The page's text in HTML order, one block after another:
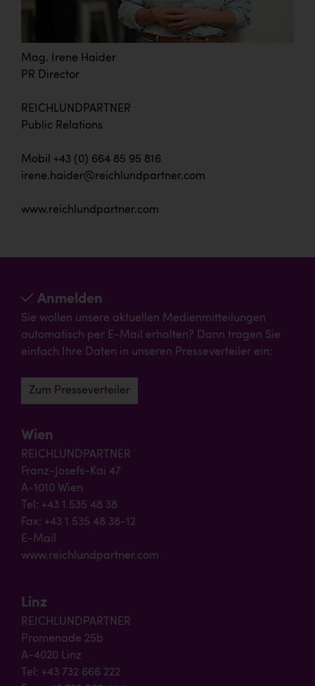
Mag. Irene Haider
PR Director
REICHLUNDPARTNER
Public Relations
Mobil +43 (0) 664 85 95 816
irene.haider@reichlundpartner.com
www.reichlundpartner.com
Anmelden
Sie wollen unsere aktuellen Medienmitteilungen
automatisch per E-Mail erhalten? Dann tragen Sie
einfach Ihre Daten in unseren Presseverteiler ein:
Zum Presseverteiler
Wien
REICHLUNDPARTNER
Franz-Josefs-Kai 47
A-1010 Wien
Tel: +43 1 535 48 38
Fax: +43 1 535 48 38-12
E-Mail
www.reichlundpartner.com
Linz
REICHLUNDPARTNER
Promenade 25b
A-4020 Linz
Tel: +43 732 666 222